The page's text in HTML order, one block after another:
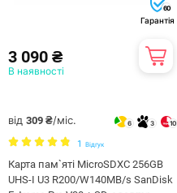
60
Гарантія
3 090 ₴
В наявності
від 309 ₴/міс. 6 3 10
1 Відгук
Карта пам`ятi MicroSDXC 256GB
UHS-I U3 R200/W140MB/s SanDisk